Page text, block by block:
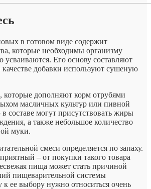
в готовом виде содержит
которые необходимы организму
Его основу составляют
добавки используют сушеную
которые дополняют корм отрубями
масличных культур или пивной
составе могут присутствовать жиры
а также небольшое количество
муки.
смеси определяется по запаху.
– от покупки такого товара
пища может стать причиной
пищеварительной системы
ее выбору нужно относиться очень